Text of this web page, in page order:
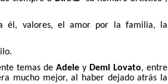
a él, valores, el amor por la familia, la
temas deAdele yDemi Lovato, entre
mucho mejor, al haber dejado atrás la